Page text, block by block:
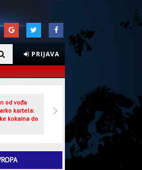
PRIJAVA
od vođa
kartela:
kokaina do
CRNA HRONIKA